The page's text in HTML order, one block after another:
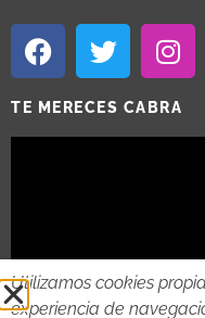
TE MERECES CABRA
Utilizamos cookies
experiencia de